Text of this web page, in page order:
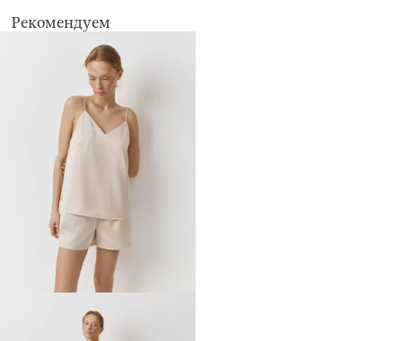
Рекомендуем